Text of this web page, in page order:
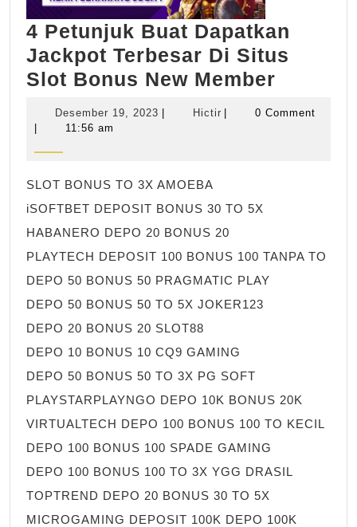
4 Petunjuk Buat Dapatkan
Jackpot Terbesar Di Situs
Slot Bonus New Member
Desember 19, 2023 Desember
HictirHictir
0 Comment
11:56 am
SLOT BONUS TO 3X AMOEBA
iSOFTBET DEPOSIT BONUS 30 TO 5X
HABANERO DEPO 20 BONUS 20
PLAYTECH DEPOSIT 100 BONUS 100 TANPA TO
DEPO 50 BONUS 50 PRAGMATIC PLAY
DEPO 50 BONUS 50 TO 5X JOKER123
DEPO 20 BONUS 20 SLOT88
DEPO 10 BONUS 10 CQ9 GAMING
DEPO 50 BONUS 50 TO 3X PG SOFT
PLAYSTARPLAYNGO DEPO 10K BONUS 20K
VIRTUALTECH DEPO 100 BONUS 100 TO KECIL
DEPO 100 BONUS 100 SPADE GAMING
DEPO 100 BONUS 100 TO 3X YGG DRASIL
TOPTREND DEPO 20 BONUS 30 TO 5X
MICROGAMING DEPOSIT 100K DEPO 100K